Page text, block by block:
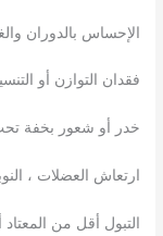
الإحساس بالدوران
فقدان التوازن أو
خدر أو شعور بخفة
ارتعاش العضلات ،
التبول أقل من